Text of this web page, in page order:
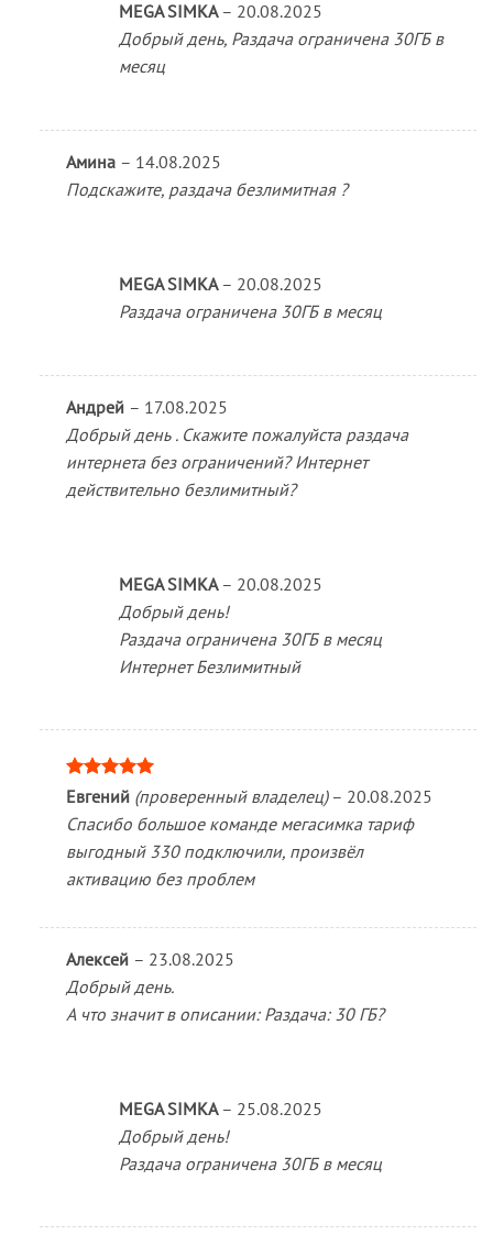
MEGA SIMKA – 20.08.2025
Добрый день, Раздача ограничена 30ГБ в
месяц
Амина – 14.08.2025
Подскажите, раздача безлимитная ?
MEGA SIMKA – 20.08.2025
Раздача ограничена 30ГБ в месяц
Андрей – 17.08.2025
Добрый день . Скажите пожалуйста раздача
интернета без ограничений? Интернет
действительно безлимитный?
MEGA SIMKA – 20.08.2025
Добрый день!
Раздача ограничена 30ГБ в месяц
Интернет Безлимитный
Оценка 5
Евгений (проверенный владелец) – 20.08.2025
Спасибо большое команде мегасимка тариф
выгодный 330 подключили, произвёл
активацию без проблем
Алексей – 23.08.2025
Добрый день.
А что значит в описании: Раздача: 30 ГБ?
MEGA SIMKA – 25.08.2025
Добрый день!
Раздача ограничена 30ГБ в месяц